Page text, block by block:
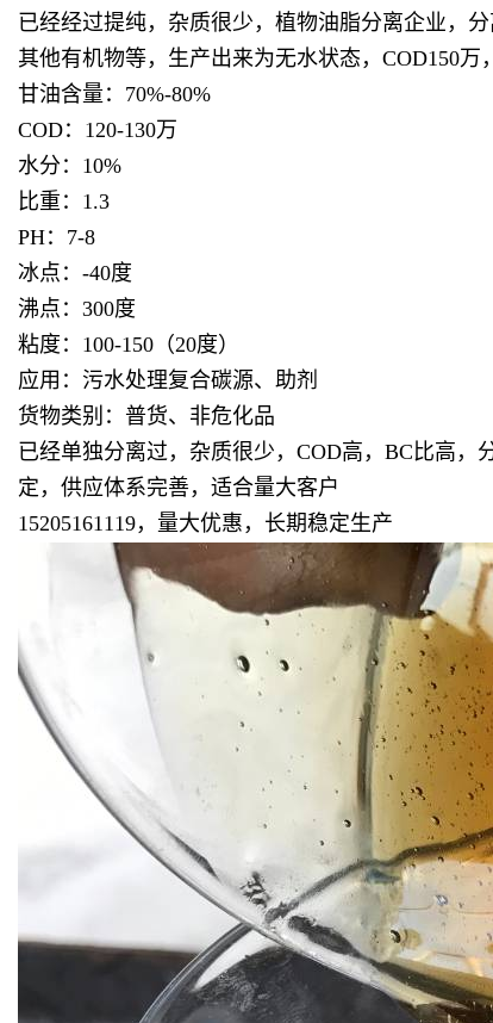
已经经过提纯，杂质很少，植物油脂分离企业，
其他有机物等，生产出来为无水状态，COD150万
甘油含量：70%-80%
COD：120-130万
水分：10%
比重：1.3
PH：7-8
冰点：-40度
沸点：300度
粘度：100-150（20度）
应用：污水处理复合碳源、助剂
货物类别：普货、非危化品
已经单独分离过，杂质很少，COD高，BC比高
定，供应体系完善，适合量大客户
15205161119，量大优惠，长期稳定生产